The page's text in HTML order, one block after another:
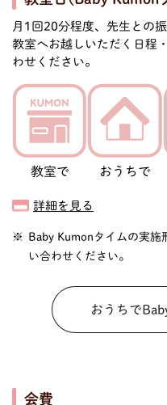
月1回20分程度、先生との
教室へお越しいただく日程
わせください。
教室で おうちで
詳細を見る
Baby Kumonタイムの実施
い合わせください。
おうちで
会費